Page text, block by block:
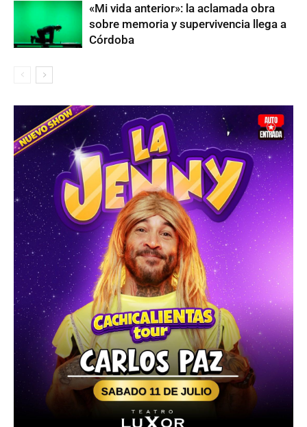
«Mi vida anterior»: la aclamada obra
sobre memoria y supervivencia llega a
Córdoba